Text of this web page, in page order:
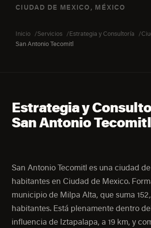
CIUDAD DE MEXICO, MÉXICO
Inicio Servicios Estrategia y Consultoría
San Antonio Tecomitl
Estrategia y
San Antonio Tecomitl
San Antonio Tecomitl es una ciudad de
habitantes en Ciudad de Mexico.
municipio de Milpa Alta, que suma
habitantes. Está plenamente dentro
influencia de Iztapalapa, a 19 km, y